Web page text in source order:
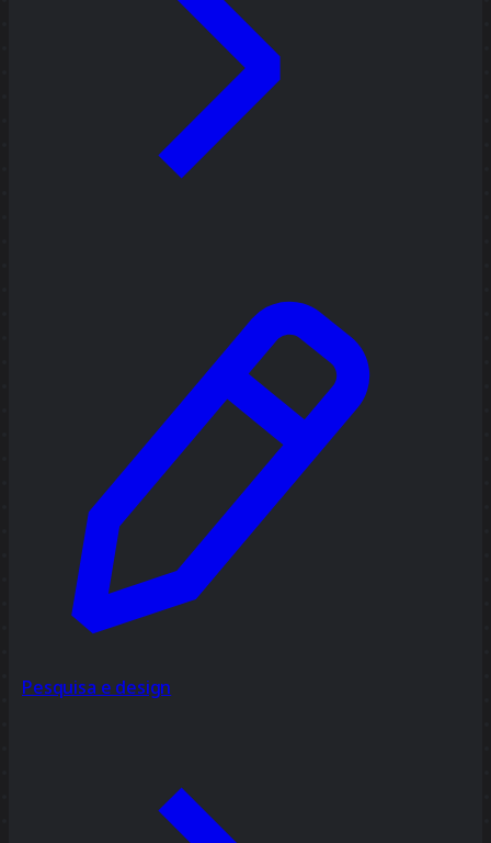
Pesquisa e design